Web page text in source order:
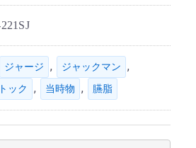
ジャージ , ジャックマン ,
ック , 当時物 , 臙脂